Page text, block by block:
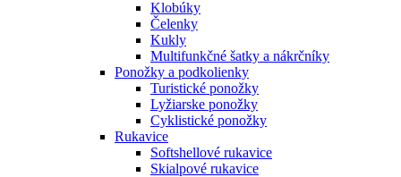
Klobúky
Čelenky
Kukly
Multifunkčné šatky a nákrčníky
Ponožky a podkolienky
Turistické ponožky
Lyžiarske ponožky
Cyklistické ponožky
Rukavice
Softshellové rukavice
Skialpové rukavice